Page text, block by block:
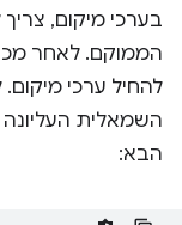
בערכי מיקום, צריך
הממוקם. לאחר
להחיל ערכי
השמאלית
הבא: